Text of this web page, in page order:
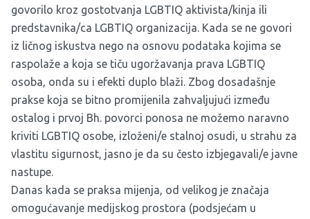
govorilo kroz gostotvanja LGBTIQ aktivista/kinja ili
predstavnika/ca LGBTIQ organizacija. Kada se ne govori
iz ličnog iskustva nego na osnovu podataka kojima se
raspolaže a koja se tiču ugoržavanja prava LGBTIQ
osoba, onda su i efekti duplo blaži. Zbog dosadašnje
prakse koja se bitno promijenila zahvaljujući između
ostalog i prvoj Bh. povorci ponosa ne možemo naravno
kriviti LGBTIQ osobe, izloženi/e stalnoj osudi, u strahu za
vlastitu sigurnost, jasno je da su često izbjegavali/e javne
nastupe.
Danas kada se praksa mijenja, od velikog je značaja
omogućavanje medijskog prostora (podsjećam u